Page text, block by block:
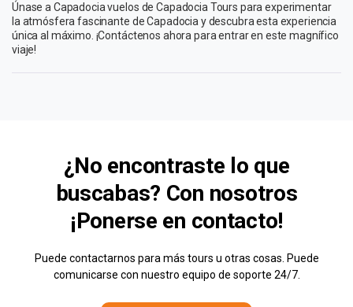
Únase a Capadocia vuelos de Capadocia Tours para experimentar
la atmósfera fascinante de Capadocia y descubra esta experiencia
única al máximo. ¡Contáctenos ahora para entrar en este magnífico
viaje!
¿No encontraste lo que
buscabas? Con nosotros
¡Ponerse en contacto!
Puede contactarnos para más tours u otras cosas. Puede
comunicarse con nuestro equipo de soporte 24/7.